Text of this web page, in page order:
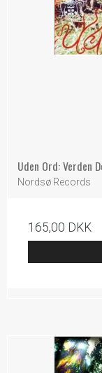
Uden Ord: Verden
Nordsø Records
165,00 DKK